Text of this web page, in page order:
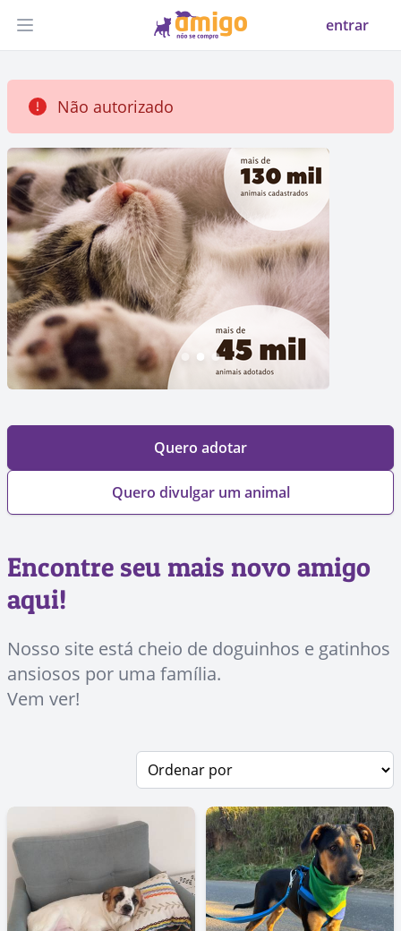
Abrir menu entrar
Não autorizado
Quero adotar
Quero divulgar um animal
Encontre seu mais novo amigo
aqui!
Nosso site está cheio de doguinhos e gatinhos
ansiosos por uma família.
Vem ver!